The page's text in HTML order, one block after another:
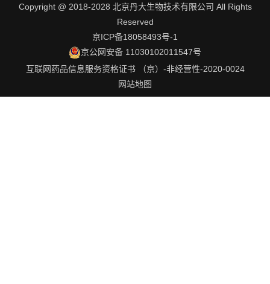
Copyright @ 2018-2028 北京丹大生物技术有限公司 All Rights
Reserved
京ICP备18058493号-1
京公网安备 11030102011547号
互联网药品信息服务资格证书 （京）-非经营性-2020-0024
网站地图